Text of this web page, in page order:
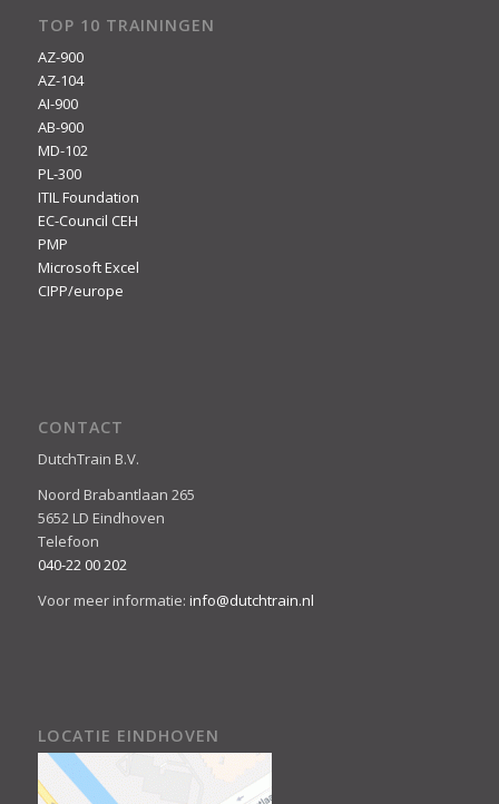
TOP 10 TRAININGEN
AZ-900
AZ-104
AI-900
AB-900
MD-102
PL-300
ITIL Foundation
EC-Council CEH
PMP
Microsoft Excel
CIPP/europe
CONTACT
DutchTrain B.V.
Noord Brabantlaan 265
5652 LD Eindhoven
Telefoon
040-22 00 202
Voor meer informatie: info@dutchtrain.nl
LOCATIE EINDHOVEN